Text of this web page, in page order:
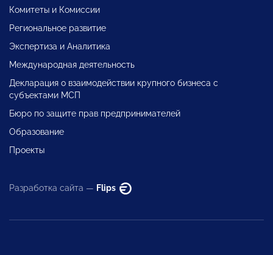
Комитеты и Комиссии
Региональное развитие
Экспертиза и Аналитика
Международная деятельность
Декларация о взаимодействии крупного бизнеса с
субъектами МСП
Бюро по защите прав предпринимателей
Образование
Проекты
Разработка сайта — Flips